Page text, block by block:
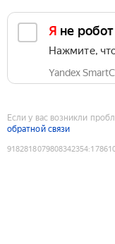
Я не робот
Нажмите,
Yandex
Если у вас возникли
обратной связи
9182818079808342354: